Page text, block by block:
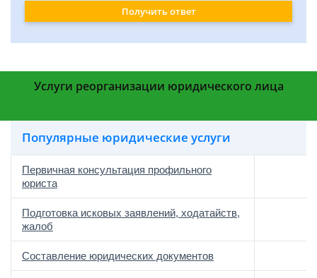
Получить ответ
Услуги реорганизации юридического лица
Популярные юридические услуги
Первичная консультация профильного
юриста
Подготовка исковых заявлений, ходатайств,
жалоб
Составление юридических документов